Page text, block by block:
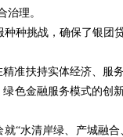
理。
种挑战，确保了银团
准扶持实体经济、服
色金融服务模式的创
“水清岸绿、产城融合